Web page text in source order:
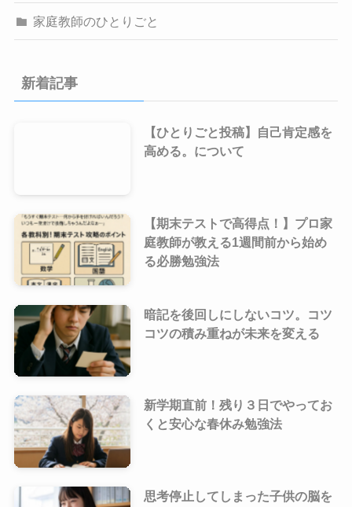
家庭教師のひとりごと
新着記事
【ひとりごと投稿】自己肯定感を
高める。について
【期末テストで高得点！】プロ家
庭教師が教える1週間前から始め
る必勝勉強法
暗記を後回しにしないコツ。コツ
コツの積み重ねが未来を変える
新学期直前！残り３日でやってお
くと安心な春休み勉強法
思考停止してしまった子供の脳を